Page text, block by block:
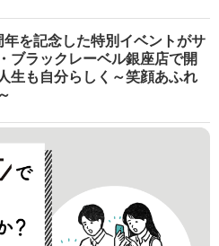
年を記念した特別イベントがサ
ブラックレーベル銀座店で開
も自分らしく～笑顔あふれ